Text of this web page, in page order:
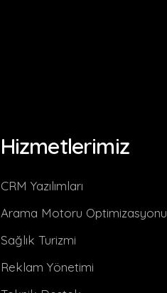
Hizmetlerimiz
CRM Yazılımları
Arama Motoru Optimizasyonu
Sağlık Turizmi
Reklam Yönetimi